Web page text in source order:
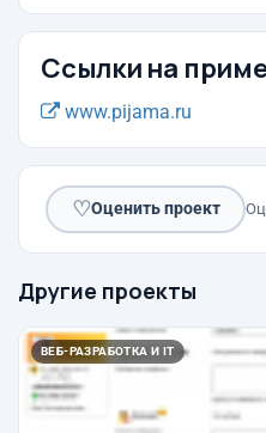
Ссылки на
www.pijama.ru
♡Оценить проект
Другие проекты
ВЕБ-РАЗРАБОТКА И IT